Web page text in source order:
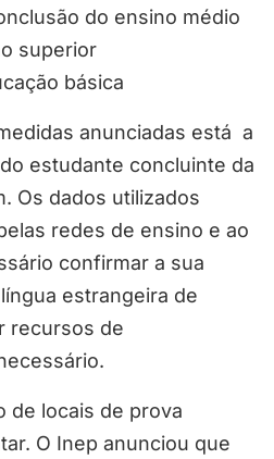
do ensino médio
superior
básica
anunciadas está a
estudante concluinte da
Os dados utilizados
redes de ensino e ao
confirmar a sua
estrangeira de
recursos de
de locais de prova
O Inep anunciou que